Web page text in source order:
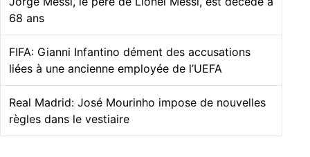
68 ans
FIFA: Gianni Infantino dément des accusations
liées à une ancienne employée de l’UEFA
Real Madrid: José Mourinho impose de nouvelles
règles dans le vestiaire